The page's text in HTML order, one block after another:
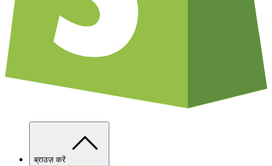
ब्राउज़ करें